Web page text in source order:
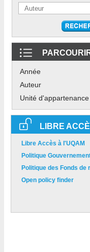
Année
Auteur
Unité d'appartenance
LIBRE
Libre Accès à l'UQAM
Politique
Politique des Fonds de
Open policy finder